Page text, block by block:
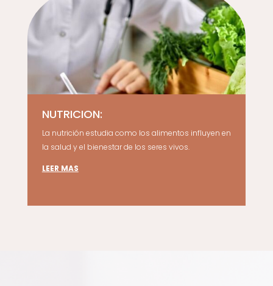
NUTRICION:
La nutrición estudia como los alimentos influyen en
la salud y el bienestar de los seres vivos.
LEER MAS